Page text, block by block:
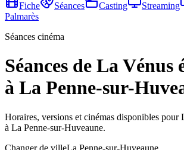
Fiche
Séances Casting Streaming
Palmarès
Séances cinéma
Séances de La Vénus
à La Penne-sur-
Horaires, versions et cinémas disponibles pour
à La Penne-sur-Huveaune.
Changer de villeLa Penne-sur-Huveaune